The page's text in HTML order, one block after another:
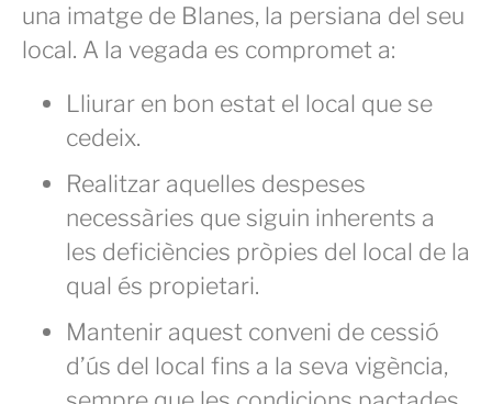
una imatge de Blanes, la persiana del seu
local. A la vegada es compromet a:
Lliurar en bon estat el local que se
cedeix.
Realitzar aquelles despeses
necessàries que siguin inherents a
les deficiències pròpies del local de la
qual és propietari.
Mantenir aquest conveni de cessió
d’ús del local fins a la seva vigència,